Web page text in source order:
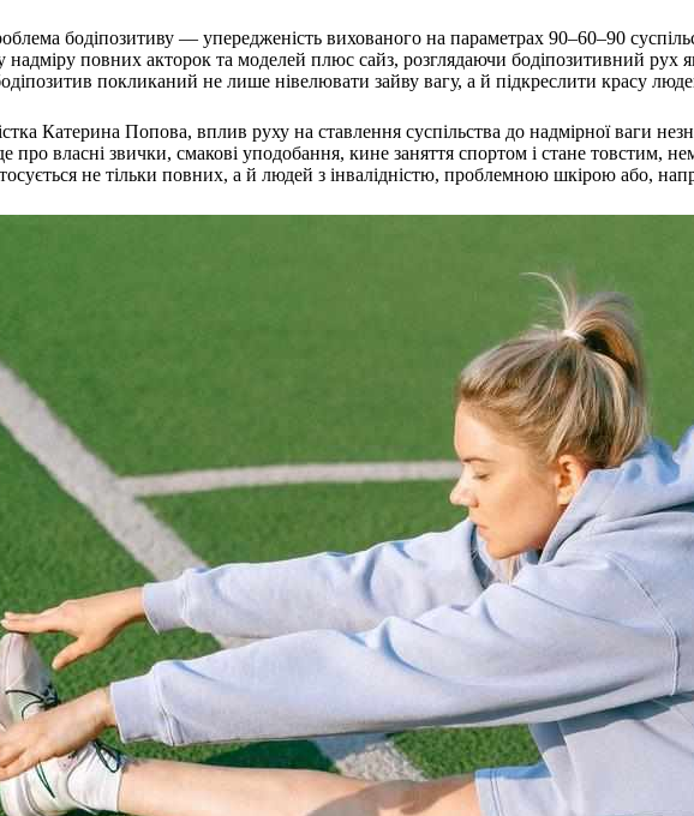
бодіпозитиву — упередженість вихованого на параметрах 90–60–90
повних акторок та моделей плюс сайз, розглядаючи бодіпозитивний
покликаний не лише нівелювати зайву вагу, а й підкреслити красу
Катерина Попова, вплив руху на ставлення суспільства до надмірної ваги
про власні звички, смакові уподобання, кине заняття спортом і стане товстим,
не тільки повних, а й людей з інвалідністю, проблемною шкірою або,